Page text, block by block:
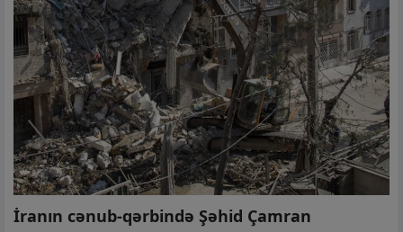
İranın cənub-qərbində Şəhid Çamran